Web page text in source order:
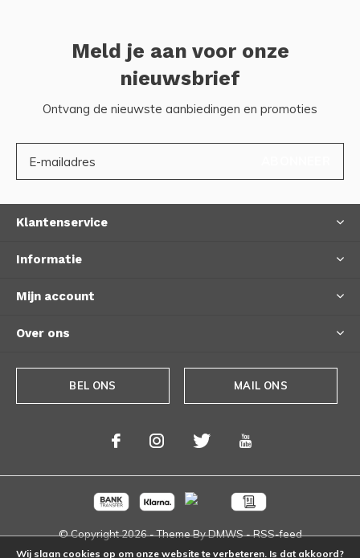
Meld je aan voor onze
nieuwsbrief
Ontvang de nieuwste aanbiedingen en promoties
Klantenservice
Informatie
Mijn account
Over ons
BEL ONS MAIL ONS
© Copyright2026- Theme ByDMWS-RSS-feed
Wij slaan cookies op om onze website te verbeteren. Is dat akkoord?